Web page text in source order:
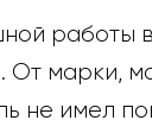
работы
От марки,
не имел